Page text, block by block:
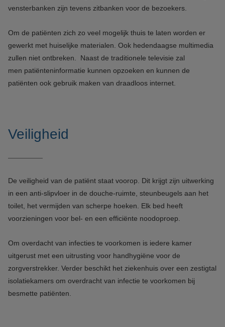
vensterbanken zijn tevens zitbanken voor de bezoekers.
Om de patiënten zich zo veel mogelijk thuis te laten worden er
gewerkt met huiselijke materialen. Ook hedendaagse multimedia
zullen niet ontbreken. Naast de traditionele televisie zal
men patiënteninformatie kunnen opzoeken en kunnen de
patiënten ook gebruik maken van draadloos internet.
Veiligheid
De veiligheid van de patiënt staat voorop. Dit krijgt zijn uitwerking
in een anti-slipvloer in de douche-ruimte, steunbeugels aan het
toilet, het vermijden van scherpe hoeken. Elk bed heeft
voorzieningen voor bel- en een efficiënte noodoproep.
Om overdacht van infecties te voorkomen is iedere kamer
uitgerust met een uitrusting voor handhygiëne voor de
zorgverstrekker. Verder beschikt het ziekenhuis over een zestigtal
isolatiekamers om overdracht van infectie te voorkomen bij
besmette patiënten.